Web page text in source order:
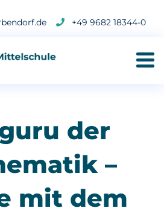
+49 9682 18344-0
der
–
mit dem